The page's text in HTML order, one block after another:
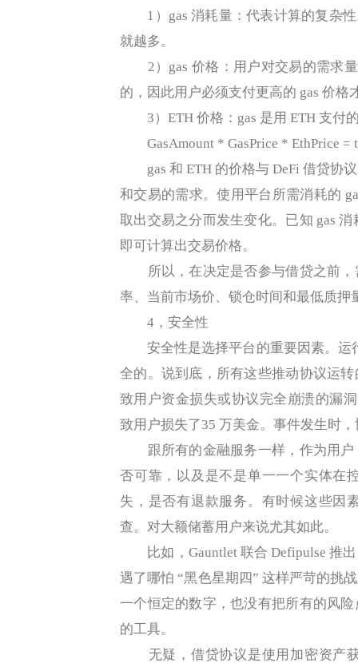
1）gas 消耗量：代表计算的复杂性
就越多。
2）gas 价格：用户对交易的需求量
的，因此用户必须支付更高的 gas 价
3）ETH 价格：gas 是用 ETH 支付
GasAmount * GasPrice * EthPrice =
gas 和 ETH 的价格与 DeFi 借贷协议
和交易的需求。使用平台所需消耗的
取出交易之分而发生变化。已知 gas
即可计算出交易价格。
所以，在决定是否参与借贷之前，
率、当前市场价、锁仓时间和最低质押
4，安全性
安全性是选择平台的重要因素。运
全的。说到底，所有这些推动协议运
致用户资金损失或协议完全崩溃的漏
致用户损失了35 万美金。事件发生时
跟所有的金融服务一样，作为用户
否可靠，以及是不是单一一个实体在
失，是否有退款服务。有时候这些因
查。对大额储蓄用户来说尤其如此。
比如，Gauntlet 联合 Defipulse 推出
遇了哪怕 “黑色星期四” 这样严苛的挑
一个恒定的数字，也没有把所有的风
的工具。
无疑，借贷协议是使用加密资产获